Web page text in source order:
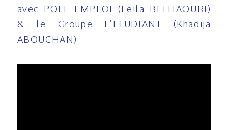
avec POLE EMPLOI (Leila BELHAOURI)
& le Groupe L’ETUDIANT (Khadija
ABOUCHAN)